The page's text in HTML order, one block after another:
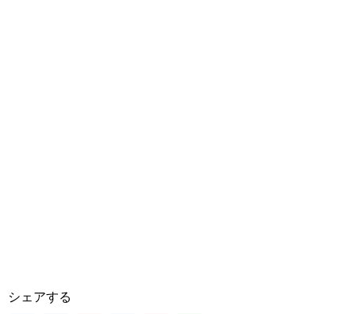
シェアする